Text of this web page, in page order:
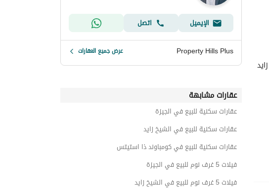
الإيميل اتصل
Property Hills Plus عرض جميع العقارات
عقارات مشابهة
عقارات سكنية للبيع في الجيزة
عقارات سكنية للبيع في الشيخ زايد
عقارات سكنية للبيع في كومباوند ذا استيتس
فيلات 5 غرف نوم للبيع في الجيزة
فيلات 5 غرف نوم للبيع في الشيخ زايد